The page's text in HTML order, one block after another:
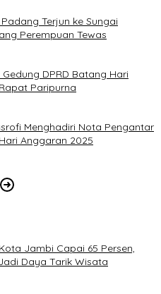
Terjun ke Sungai
Perempuan Tewas
DPRD Batang Hari
Paripurna
Menghadiri Nota Pengantar
Anggaran 2025
Jambi Capai 65 Persen,
Daya Tarik Wisata